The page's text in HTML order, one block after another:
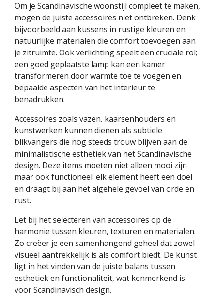
Om je Scandinavische woonstijl compleet te maken,
mogen de juiste accessoires niet ontbreken. Denk
bijvoorbeeld aan kussens in rustige kleuren en
natuurlijke materialen die comfort toevoegen aan
je zitruimte. Ook verlichting speelt een cruciale rol;
een goed geplaatste lamp kan een kamer
transformeren door warmte toe te voegen en
bepaalde aspecten van het interieur te
benadrukken.
Accessoires zoals vazen, kaarsenhouders en
kunstwerken kunnen dienen als subtiele
blikvangers die nog steeds trouw blijven aan de
minimalistische esthetiek van het Scandinavische
design. Deze items moeten niet alleen mooi zijn
maar ook functioneel; elk element heeft een doel
en draagt bij aan het algehele gevoel van orde en
rust.
Let bij het selecteren van accessoires op de
harmonie tussen kleuren, texturen en materialen.
Zo creëer je een samenhangend geheel dat zowel
visueel aantrekkelijk is als comfort biedt. De kunst
ligt in het vinden van de juiste balans tussen
esthetiek en functionaliteit, wat kenmerkend is
voor Scandinavisch design.